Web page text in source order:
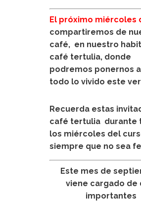
El próximo miércoles
compartiremos de
café, en nuestro
café tertulia, donde
podremos ponernos
todo lo vivido este
Recuerda estas
café tertulia durante
los miércoles del
siempre que no sea
Este mes de
viene cargado de
importantes